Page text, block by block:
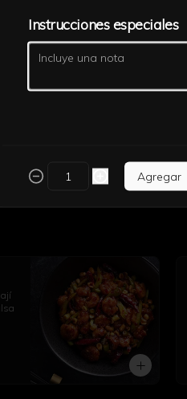
Instrucciones especiales
Agregar